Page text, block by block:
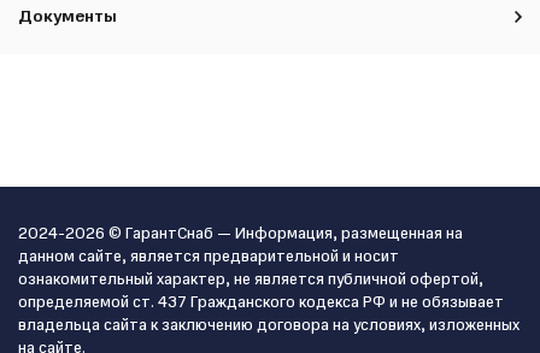
Документы
2024-2026 © ГарантСнаб — Информация, размещенная на
данном сайте, является предварительной и носит
ознакомительный характер, не является публичной офертой,
определяемой ст. 437 Гражданского кодекса РФ и не обязывает
владельца сайта к заключению договора на условиях, изложенных
на сайте.